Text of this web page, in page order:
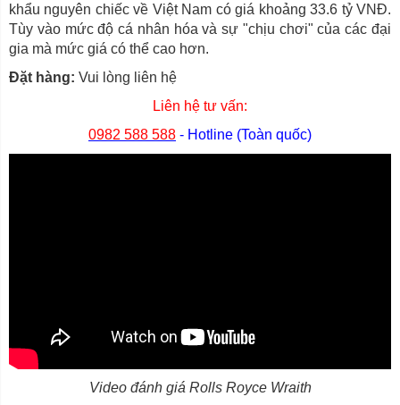
khẩu nguyên chiếc về Việt Nam có giá khoảng 33.6 tỷ VNĐ.
Tùy vào mức độ cá nhân hóa và sự "chịu chơi" của các đại
gia mà mức giá có thể cao hơn.
Đặt hàng: Vui lòng liên hệ
Liên hệ tư vấn:
0982 588 588 - Hotline (Toàn quốc)
Video đánh giá Rolls Royce Wraith